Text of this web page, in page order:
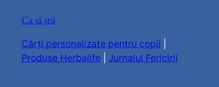
conținut
Ca să ştii
Cărți personalizate pentru copii
Produse Herbalife
Jurnalul Fericirii